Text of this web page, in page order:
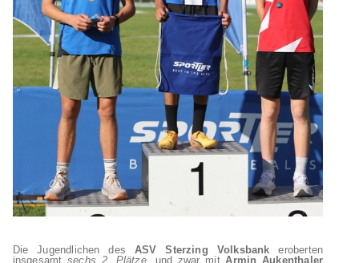
Die Jugendlichen des ASV Sterzing Volksbank eroberten
insgesamtsechs 2. Plätze, und zwar mitArmin Aukenthaler